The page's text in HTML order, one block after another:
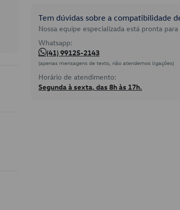
Tem dúvidas sobre a compatibilidade
Nossa equipe especializada está pronta para
Whatsapp:
(41) 99125-2143
(apenas mensagens de texto, não atendemos ligações)
Horário de atendimento:
Segunda à sexta, das 8h às 17h.